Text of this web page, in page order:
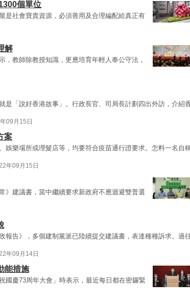
個單位
是社會寶貴資源，必須善用及合理編配給真正有
解
，教師除教授知識，更應培育年輕人奉公守法，
是「說好香港故事」。行政長官、司局長計劃四出外訪，介紹
09月15日
案
娛樂場所或理髮店等，均要符合疫苗通行證要求。怎料一名自
年09月15日
》建議書，當中繼續要求新政府不應迴避雙普選
報告》，多個建制黨派已陸續提交建議書，表達種種訴求。過
年09月14日
能措施
國慶73周年大會」時表示，最近每日都在密鑼緊